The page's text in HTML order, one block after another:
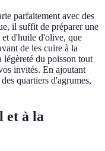
parfaitement avec des
il suffit de préparer une
et d'huile d'olive, que
de les cuire à la
légèreté du poisson tout
invités. En ajoutant
quartiers d'agrumes,
et à la